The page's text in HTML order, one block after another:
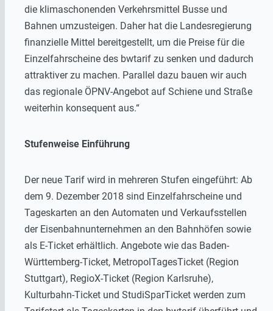
die klimaschonenden Verkehrsmittel Busse und
Bahnen umzusteigen. Daher hat die Landesregierung
finanzielle Mittel bereitgestellt, um die Preise für die
Einzelfahrscheine des bwtarif zu senken und dadurch
attraktiver zu machen. Parallel dazu bauen wir auch
das regionale ÖPNV-Angebot auf Schiene und Straße
weiterhin konsequent aus.“
Stufenweise Einführung
Der neue Tarif wird in mehreren Stufen eingeführt: Ab
dem 9. Dezember 2018 sind Einzelfahrscheine und
Tageskarten an den Automaten und Verkaufsstellen
der Eisenbahnunternehmen an den Bahnhöfen sowie
als E-Ticket erhältlich. Angebote wie das Baden-
Württemberg-Ticket, MetropolTagesTicket (Region
Stuttgart), RegioX-Ticket (Region Karlsruhe),
Kulturbahn-Ticket und StudiSparTicket werden zum